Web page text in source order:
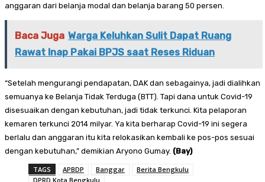
anggaran dari belanja modal dan belanja barang 50 persen.
Baca Juga Warga Keluhkan Sulit Dapat Ruang
Rawat Inap Pakai BPJS saat Reses Riduan
“Setelah mengurangi pendapatan, DAK dan sebagainya, jadi dialihkan
semuanya ke Belanja Tidak Terduga (BTT). Tapi dana untuk Covid-19
disesuaikan dengan kebutuhan, jadi tidak terkunci. Kita pelaporan
kemaren terkunci 2014 milyar. Ya kita berharap Covid-19 ini segera
berlalu dan anggaran itu kita relokasikan kembali ke pos-pos sesuai
dengan kebutuhan,” demikian Aryono Gumay. (Bay)
TAGS APBDP Banggar
Berita Bengkulu
DPRD Kota Bengkulu